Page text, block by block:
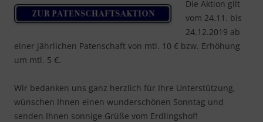
Die Aktion gilt
vom 24.11. bis
24.12.2019 ab
einer jährlichen Patenschaft von mtl. 10 € bzw. Erhöhung
um mtl. 5 €.
Wir bedanken uns ganz herzlich für Ihre Unterstützung,
wünschen Ihnen einen wunderschönen Sonntag und
senden Ihnen sonnige Grüße vom Erdlingshof!